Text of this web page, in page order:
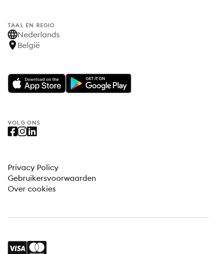
TAAL EN REGIO
Nederlands
België
VOLG ONS
Privacy Policy
Gebruikersvoorwaarden
Over cookies